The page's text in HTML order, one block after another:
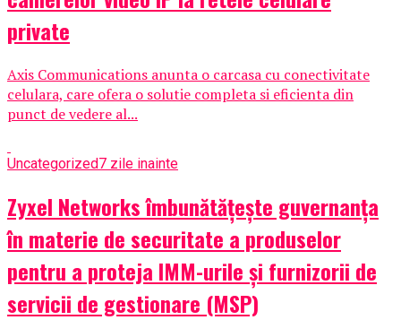
private
Axis Communications anunta o carcasa cu conectivitate
celulara, care ofera o solutie completa si eficienta din
punct de vedere al...
Uncategorized7 zile inainte
Zyxel Networks îmbunătățește guvernanța
în materie de securitate a produselor
pentru a proteja IMM-urile și furnizorii de
servicii de gestionare (MSP)